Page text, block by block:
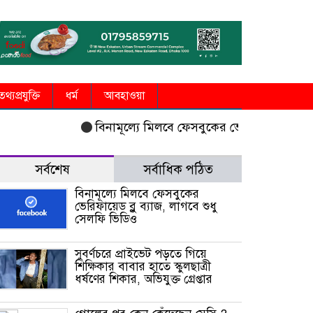
ধর্ম আবহাওয়া
বিনামূল্যে মিলবে ফেসবুকের ভেরিফায়েড ব্লু
সর্বশেষ সর্বাধিক পঠিত
বিনামূল্যে মিলবে ফেসবুকের
ভেরিফায়েড ব্লু ব্যাজ, লাগবে শুধু
সেলফি ভিডিও
সুবর্ণচরে প্রাইভেট পড়তে গিয়ে
শিক্ষিকার বাবার হাতে স্কুলছাত্রী
ধর্ষণের শিকার, অভিযুক্ত গ্রেপ্তার